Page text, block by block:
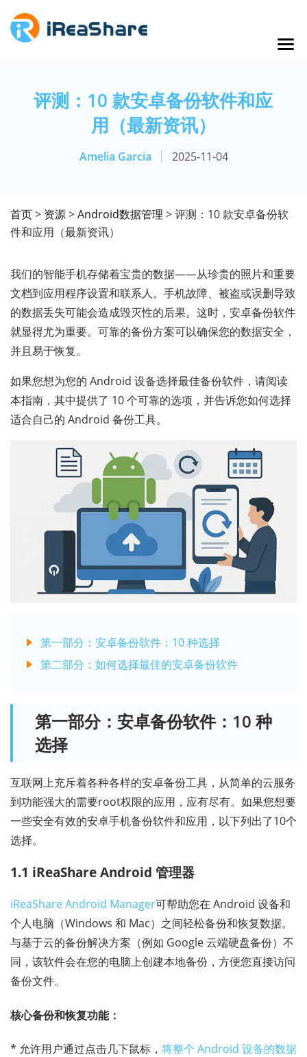
评测：10 款安卓备份软件和应
用（最新资讯）
Amelia Garcia 2025-11-04
首页> 资源>Android数据管理 > 评测：10 款安卓备份软
件和应用（最新资讯）
我们的智能手机存储着宝贵的数据——从珍贵的照片和重要
文档到应用程序设置和联系人。手机故障、被盗或误删导致
的数据丢失可能会造成毁灭性的后果。这时，安卓备份软件
就显得尤为重要。可靠的备份方案可以确保您的数据安全，
并且易于恢复。
如果您想为您的 Android 设备选择最佳备份软件，请阅读
本指南，其中提供了 10 个可靠的选项，并告诉您如何选择
适合自己的 Android 备份工具。
第一部分：安卓备份软件：10 种选择
第二部分：如何选择最佳的安卓备份软件
第一部分：安卓备份软件：10 种
选择
互联网上充斥着各种各样的安卓备份工具，从简单的云服务
到功能强大的需要root权限的应用，应有尽有。如果您想要
一些安全有效的安卓手机备份软件和应用，以下列出了10个
选择。
1.1 iReaShare Android 管理器
iReaShare Android Manager可帮助您在 Android 设备和
个人电脑（Windows 和 Mac）之间轻松备份和恢复数据。
与基于云的备份解决方案（例如 Google 云端硬盘备份）不
同，该软件会在您的电脑上创建本地备份，方便您直接访问
备份文件。
核心备份和恢复功能：
* 允许用户通过点击几下鼠标， 将整个 Android 设备的数据